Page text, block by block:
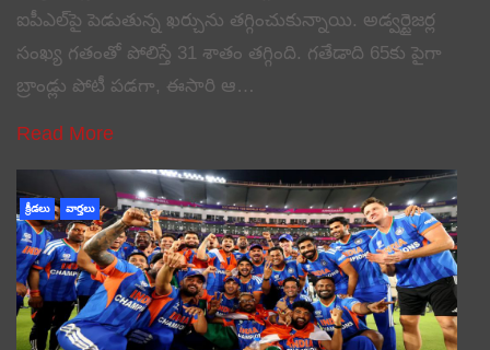
ఐపీఎల్‌పై పెడుతున్న ఖర్చును తగ్గించుకున్నాయి. అడ్వర్టైజర్ల
సంఖ్య గతంతో పోలిస్తే 31 శాతం తగ్గింది. గతేడాది 65కు పైగా
బ్రాండ్లు పోటీ పడగా, ఈసారి ఆ…
Read More
క్రీడలు వార్తలు